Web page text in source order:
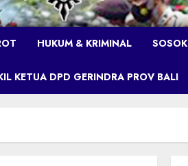
HUKUM & KRIMINAL SOSOK
KETUA DPD GERINDRA PROV BALI